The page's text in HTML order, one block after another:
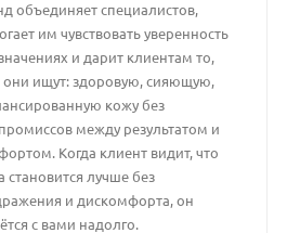
объединяет специалистов,
им чувствовать уверенность
и дарит клиентам то,
они ищут: здоровую, сияющую,
кожу без
между результатом и
Когда клиент видит, что
становится лучше без
и дискомфорта, он
с вами надолго.